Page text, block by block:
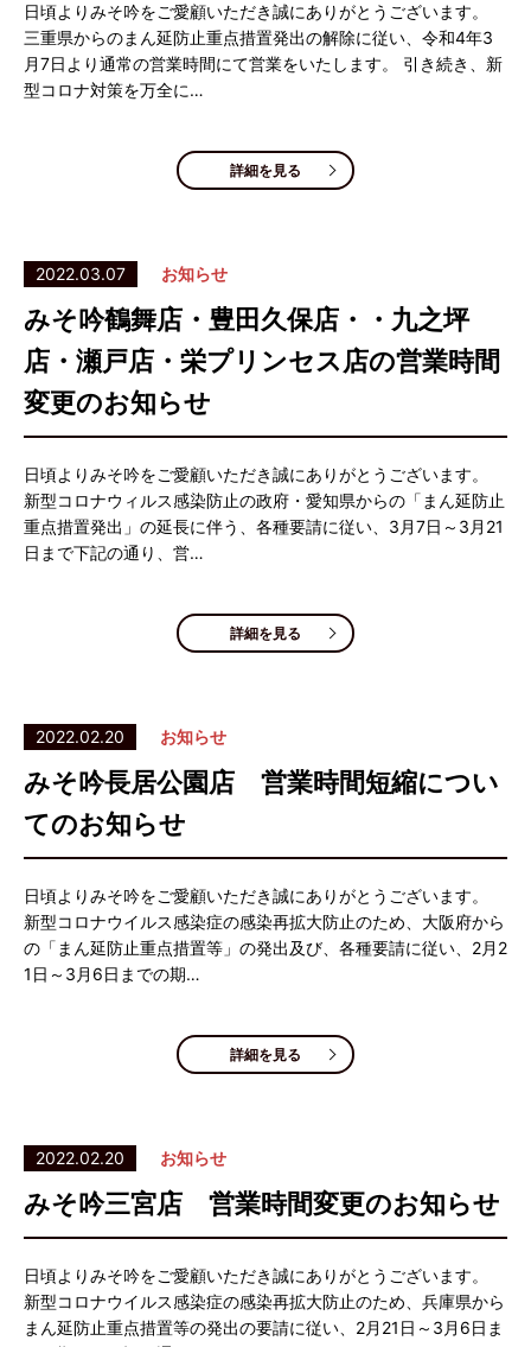
日頃よりみそ吟をご愛顧いただき誠にありがとうございます。
三重県からのまん延防止重点措置発出の解除に従い、令和4年3
月7日より通常の営業時間にて営業をいたします。 引き続き、新
型コロナ対策を万全に…
詳細を見る
2022.03.07 お知らせ
みそ吟鶴舞店・豊田久保店・・九之坪
店・瀬戸店・栄プリンセス店の営業時間
変更のお知らせ
日頃よりみそ吟をご愛顧いただき誠にありがとうございます。
新型コロナウィルス感染防止の政府・愛知県からの「まん延防止
重点措置発出」の延長に伴う、各種要請に従い、3月7日～3月21
日まで下記の通り、営…
詳細を見る
2022.02.20 お知らせ
みそ吟長居公園店 営業時間短縮につい
てのお知らせ
日頃よりみそ吟をご愛顧いただき誠にありがとうございます。
新型コロナウイルス感染症の感染再拡大防止のため、大阪府から
の「まん延防止重点措置等」の発出及び、各種要請に従い、2月2
1日～3月6日までの期…
詳細を見る
2022.02.20 お知らせ
みそ吟三宮店 営業時間変更のお知らせ
日頃よりみそ吟をご愛顧いただき誠にありがとうございます。
新型コロナウイルス感染症の感染再拡大防止のため、兵庫県から
まん延防止重点措置等の発出の要請に従い、2月21日～3月6日ま